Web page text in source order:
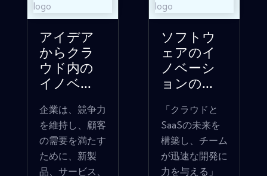
アイデア
からクラ
ウド内の
イノベ...
企業は、競争力
を維持し、顧客
の需要を満たす
ために、新製
品、サービス、
ソフトウ
ェアのイ
ノベーシ
ョンの...
「クラウドと
SaaSの未来を
構築し、チーム
が迅速な開発に
力を与える」